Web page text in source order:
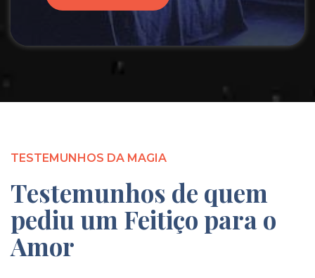
TESTEMUNHOS DA MAGIA
Testemunhos de quem
pediu um Feitiço para o
Amor